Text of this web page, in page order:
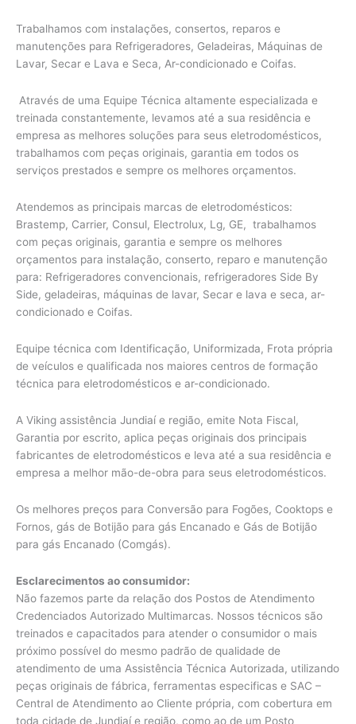
Trabalhamos com instalações, consertos, reparos e
manutenções para Refrigeradores, Geladeiras, Máquinas de
Lavar, Secar e Lava e Seca, Ar-condicionado e Coifas.
Através de uma Equipe Técnica altamente especializada e
treinada constantemente, levamos até a sua residência e
empresa as melhores soluções para seus eletrodomésticos,
trabalhamos com peças originais, garantia em todos os
serviços prestados e sempre os melhores orçamentos.
Atendemos as principais marcas de eletrodomésticos:
Brastemp, Carrier, Consul, Electrolux, Lg, GE, trabalhamos
com peças originais, garantia e sempre os melhores
orçamentos para instalação, conserto, reparo e manutenção
para: Refrigeradores convencionais, refrigeradores Side By
Side, geladeiras, máquinas de lavar, Secar e lava e seca, ar-
condicionado e Coifas.
Equipe técnica com Identificação, Uniformizada, Frota própria
de veículos e qualificada nos maiores centros de formação
técnica para eletrodomésticos e ar-condicionado.
A Viking assistência Jundiaí e região, emite Nota Fiscal,
Garantia por escrito, aplica peças originais dos principais
fabricantes de eletrodomésticos e leva até a sua residência e
empresa a melhor mão-de-obra para seus eletrodomésticos.
Os melhores preços para Conversão para Fogões, Cooktops e
Fornos, gás de Botijão para gás Encanado e Gás de Botijão
para gás Encanado (Comgás).
Esclarecimentos ao consumidor:
Não fazemos parte da relação dos Postos de Atendimento
Credenciados Autorizado Multimarcas. Nossos técnicos são
treinados e capacitados para atender o consumidor o mais
próximo possível do mesmo padrão de qualidade de
atendimento de uma Assistência Técnica Autorizada, utilizando
peças originais de fábrica, ferramentas especificas e SAC –
Central de Atendimento ao Cliente própria, com cobertura em
toda cidade de Jundiaí e região, como ao de um Posto